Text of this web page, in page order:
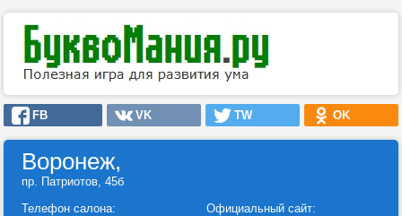
FB VK TW OK
Воронеж,
пр. Патриотов, 45б
Телефон салона:
Официальный сайт: